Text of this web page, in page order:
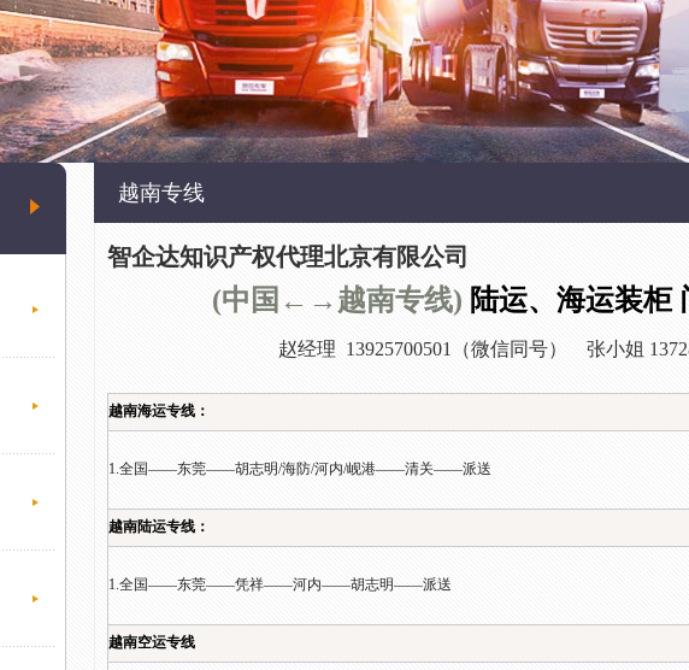
越南专线
智企达知识产权代理北京有限公司
(中国 ← → 越南专线) 陆运、海运装柜
赵经理 13925700501（微信同号） 张小姐
越南海运专线：
1.全国——东莞——胡志明/海防/河内/岘港——清关——派送
越南陆运专线：
1.全国——东莞——凭祥——河内——胡志明——派送
越南空运专线